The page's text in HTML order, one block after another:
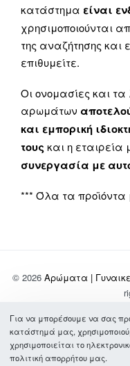
κατάστημα είναι
χρησιμοποιούνται
της αναζήτησης και
επιθυμείτε.
Οι ονομασίες και
αρωμάτων
και εμπορική
τους και η εταιρεία
συνεργασία με
*** Όλα τα
© 2026 Αρώματα |
Τρόποι
Για να μπορέσουμε να σας
κατάστημά μας,
χρησιμοποιείται το
πολιτική απορρήτου μας.